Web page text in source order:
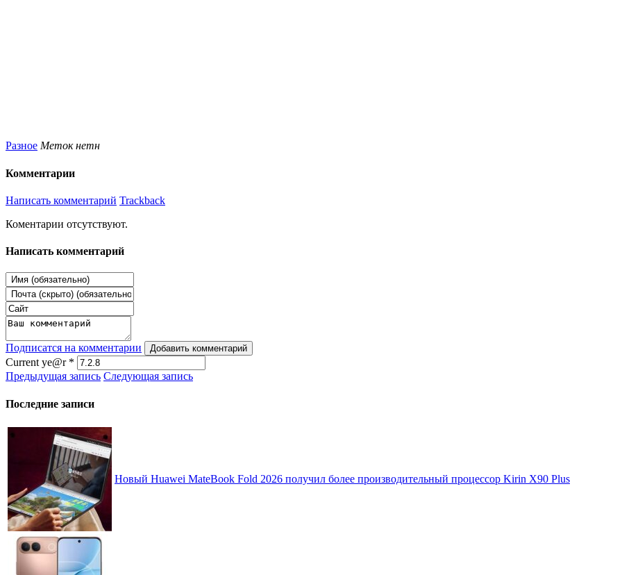
Разное Меток нетн
Комментарии
Написать комментарий Trackback
Коментарии отсутствуют.
Написать комментарий
Подписатся на комментарии Добавить комментарий
Current ye@r *
Предыдущая запись Следующая запись
Последние записи
Новый Huawei MateBook Fold 2026 получил более производительный процессор Kirin X90 Plus